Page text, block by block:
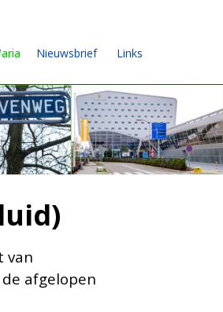
Nieuwsbrief Links
van
afgelopen